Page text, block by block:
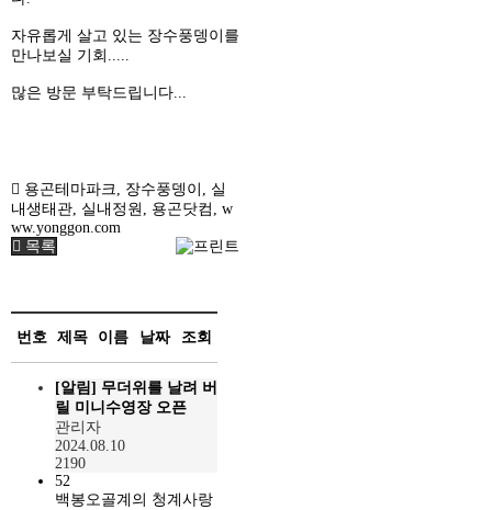
자유롭게 살고 있는 장수풍뎅이를
만나보실 기회.....
많은 방문 부탁드립니다...
용곤테마파크, 장수풍뎅이 , 실
내생태관, 실내정원 , 용곤닷컴 , w
ww.yonggon.com
목록
번호 제목 이름 날짜 조회
[알림] 무더위를 날려 버
릴 미니수영장 오픈
관리자
2024.08.10
2190
52
백봉오골계의 청계사랑